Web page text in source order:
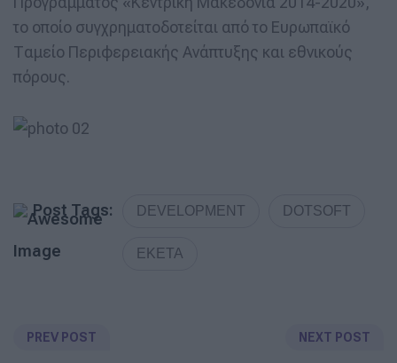
το οποίο συγχρηματοδοτείται από το Ευρωπαϊκό
Ταμείο Περιφερειακής Ανάπτυξης και εθνικούς
πόρους.
Post Tags: DEVELOPMENT DOTSOFT
ΕΚΕΤΑ
PREV POST NEXT POST